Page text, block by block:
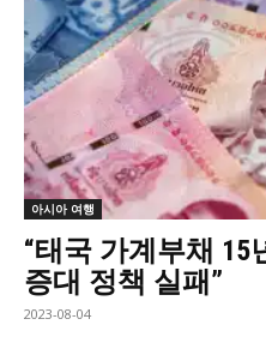
아시아 여행
“태국 가계부채
증대 정책 실패”
2023-08-04